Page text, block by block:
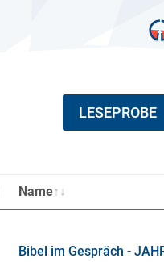
LESEPROBE
Name
Bibel im Gespräch -